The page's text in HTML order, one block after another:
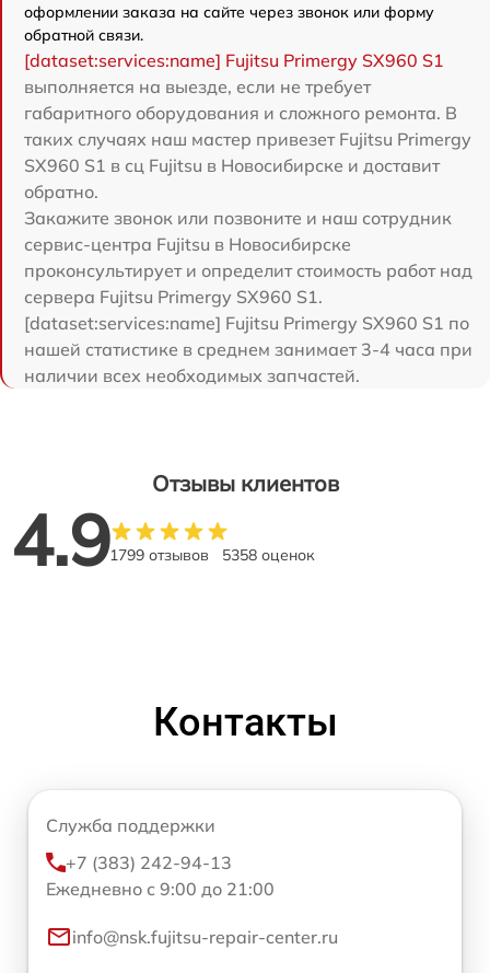
оформлении заказа на сайте через звонок или форму
обратной связи.
[dataset:services:name] Fujitsu Primergy SX960 S1
выполняется на выезде, если не требует
габаритного оборудования и сложного ремонта. В
таких случаях наш мастер привезет Fujitsu Primergy
SX960 S1 в сц Fujitsu в Новосибирске и доставит
обратно.
Закажите звонок или позвоните и наш сотрудник
сервис-центра Fujitsu в Новосибирске
проконсультирует и определит стоимость работ над
сервера Fujitsu Primergy SX960 S1.
[dataset:services:name] Fujitsu Primergy SX960 S1 по
нашей статистике в среднем занимает 3-4 часа при
наличии всех необходимых запчастей.
Отзывы клиентов
4.91799 отзывов 5358 оценок
Контакты
Служба поддержки
+7 (383) 242-94-13
Ежедневно с 9:00 до 21:00
info@nsk.fujitsu-repair-center.ru